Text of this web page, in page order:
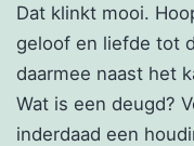
Dat klinkt mooi.
geloof en liefde tot
daarmee naast het
Wat is een deugd?
inderdaad een